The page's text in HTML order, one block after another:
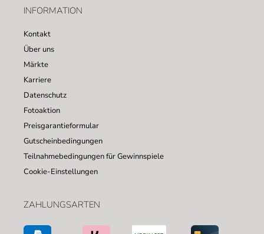
INFORMATION
Kontakt
Über uns
Märkte
Karriere
Datenschutz
Fotoaktion
Preisgarantieformular
Gutscheinbedingungen
Teilnahmebedingungen für Gewinnspiele
Cookie-Einstellungen
ZAHLUNGSARTEN